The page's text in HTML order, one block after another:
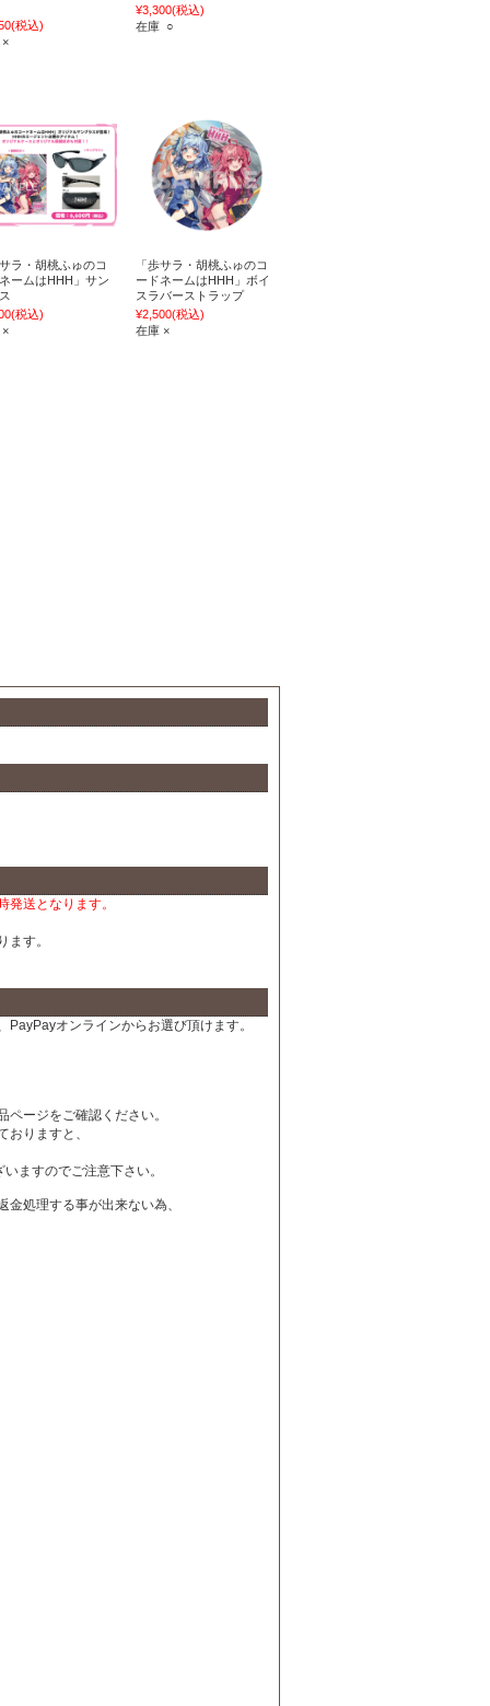
(税込)
×
¥3,300(税込)
在庫 ○
サラ・胡桃ふゅのコ
ームはHHH」サン
(税込)
×
「歩サラ・胡桃ふゅのコ
ードネームはHHH」ボイ
スラバーストラップ
¥2,500(税込)
在庫 ×
送となります。
す。
オンラインからお選び頂けます。
ージをご確認ください。
りますと、
ますのでご注意下さい。
処理する事が出来ない為、